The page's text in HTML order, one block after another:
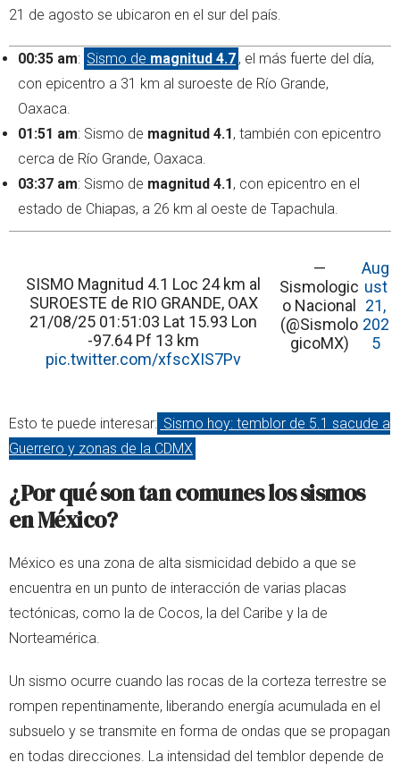
21 de agosto se ubicaron en el sur del país.
00:35 am: Sismo de magnitud 4.7 , el más fuerte del día,
con epicentro a 31 km al suroeste de Río Grande,
Oaxaca.
01:51 am: Sismo de magnitud 4.1, también con epicentro
cerca de Río Grande, Oaxaca.
03:37 am: Sismo de magnitud 4.1, con epicentro en el
estado de Chiapas, a 26 km al oeste de Tapachula.
SISMO Magnitud 4.1 Loc 24 km al
SUROESTE de RIO GRANDE, OAX
21/08/25 01:51:03 Lat 15.93 Lon
-97.64 Pf 13 km
pic.twitter.com/xfscXIS7Pv
—
Sismologic
o Nacional
(@Sismolo
gicoMX)
Aug
ust
21,
202
5
Esto te puede interesar: Sismo hoy: temblor de 5.1 sacude a
Guerrero y zonas de la CDMX
¿Por qué son tan comunes los sismos
en México?
México es una zona de alta sismicidad debido a que se
encuentra en un punto de interacción de varias placas
tectónicas, como la de Cocos, la del Caribe y la de
Norteamérica.
Un sismo ocurre cuando las rocas de la corteza terrestre se
rompen repentinamente, liberando energía acumulada en el
subsuelo y se transmite en forma de ondas que se propagan
en todas direcciones. La intensidad del temblor depende de